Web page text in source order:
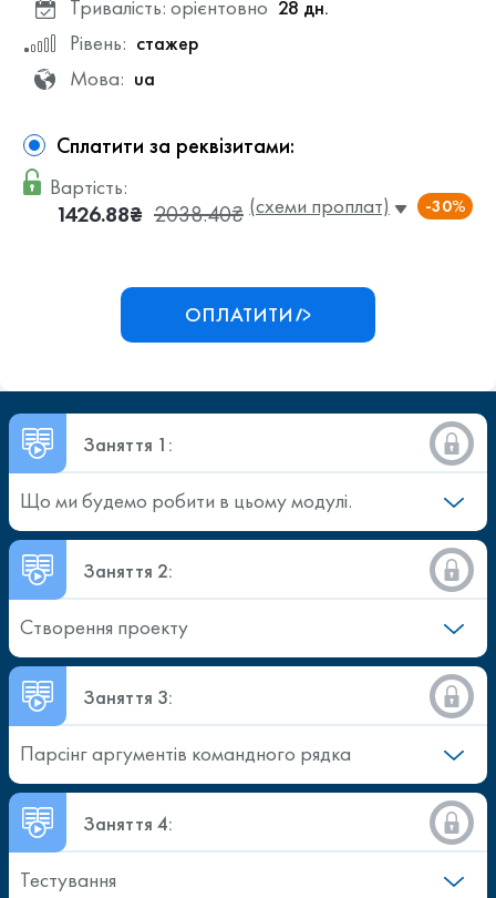
Тривалість: орієнтовно 28 дн.
Рівень: стажер
Мова: ua
Сплатити за реквізитами:
Вартість:
1426.88₴ 2038.40₴ (схеми проплат) -30%
ОПЛАТИТИ
Заняття 1:
Що ми будемо робити в цьому модулі.
Заняття 2:
Створення проекту
Заняття 3:
Парсінг аргументів командного рядка
Заняття 4:
Тестування